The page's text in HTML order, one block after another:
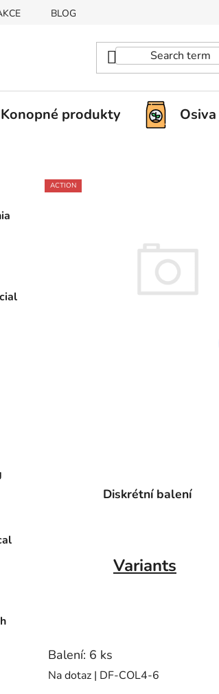
BLOG
Konopné produkty Osiva
ACTION
Diskrétní balení
Variants
Balení: 6 ks
Na dotaz | DF-COL4-6